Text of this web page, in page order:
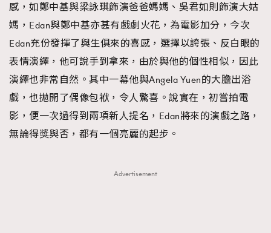
感，如鄭中基與梁詠琪飾演爸爸媽媽、吳君如則飾演大姑
媽，Edan與鄭中基亦甚有戲劇火花，為電影加分，今次
Edan充份發揮了與生俱來的喜感，選擇以誇張、反白眼的
表情演繹，他可說手到拿來，由於與他的個性相似，因此
演繹也非常自然。其中一幕他與Angela Yuen的大膽出浴
戲，也拋開了偶像包袱，令人驚喜。說實在，初嘗拍電
影，便一次過得到兩項新人提名，Edan將來的演戲之路，
無論得獎與否，都有一個亮麗的起步。
Advertisement